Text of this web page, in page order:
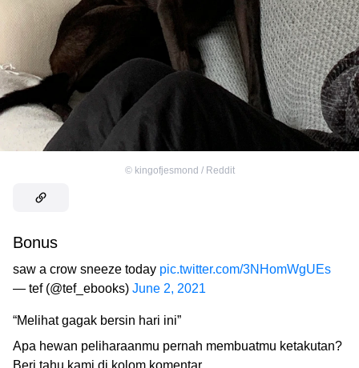
© kingofjesmond / Reddit
Bonus
saw a crow sneeze today pic.twitter.com/3NHomWgUEs
— tef (@tef_ebooks) June 2, 2021
“Melihat gagak bersin hari ini”
Apa hewan peliharaanmu pernah membuatmu ketakutan?
Beri tahu kami di kolom komentar.